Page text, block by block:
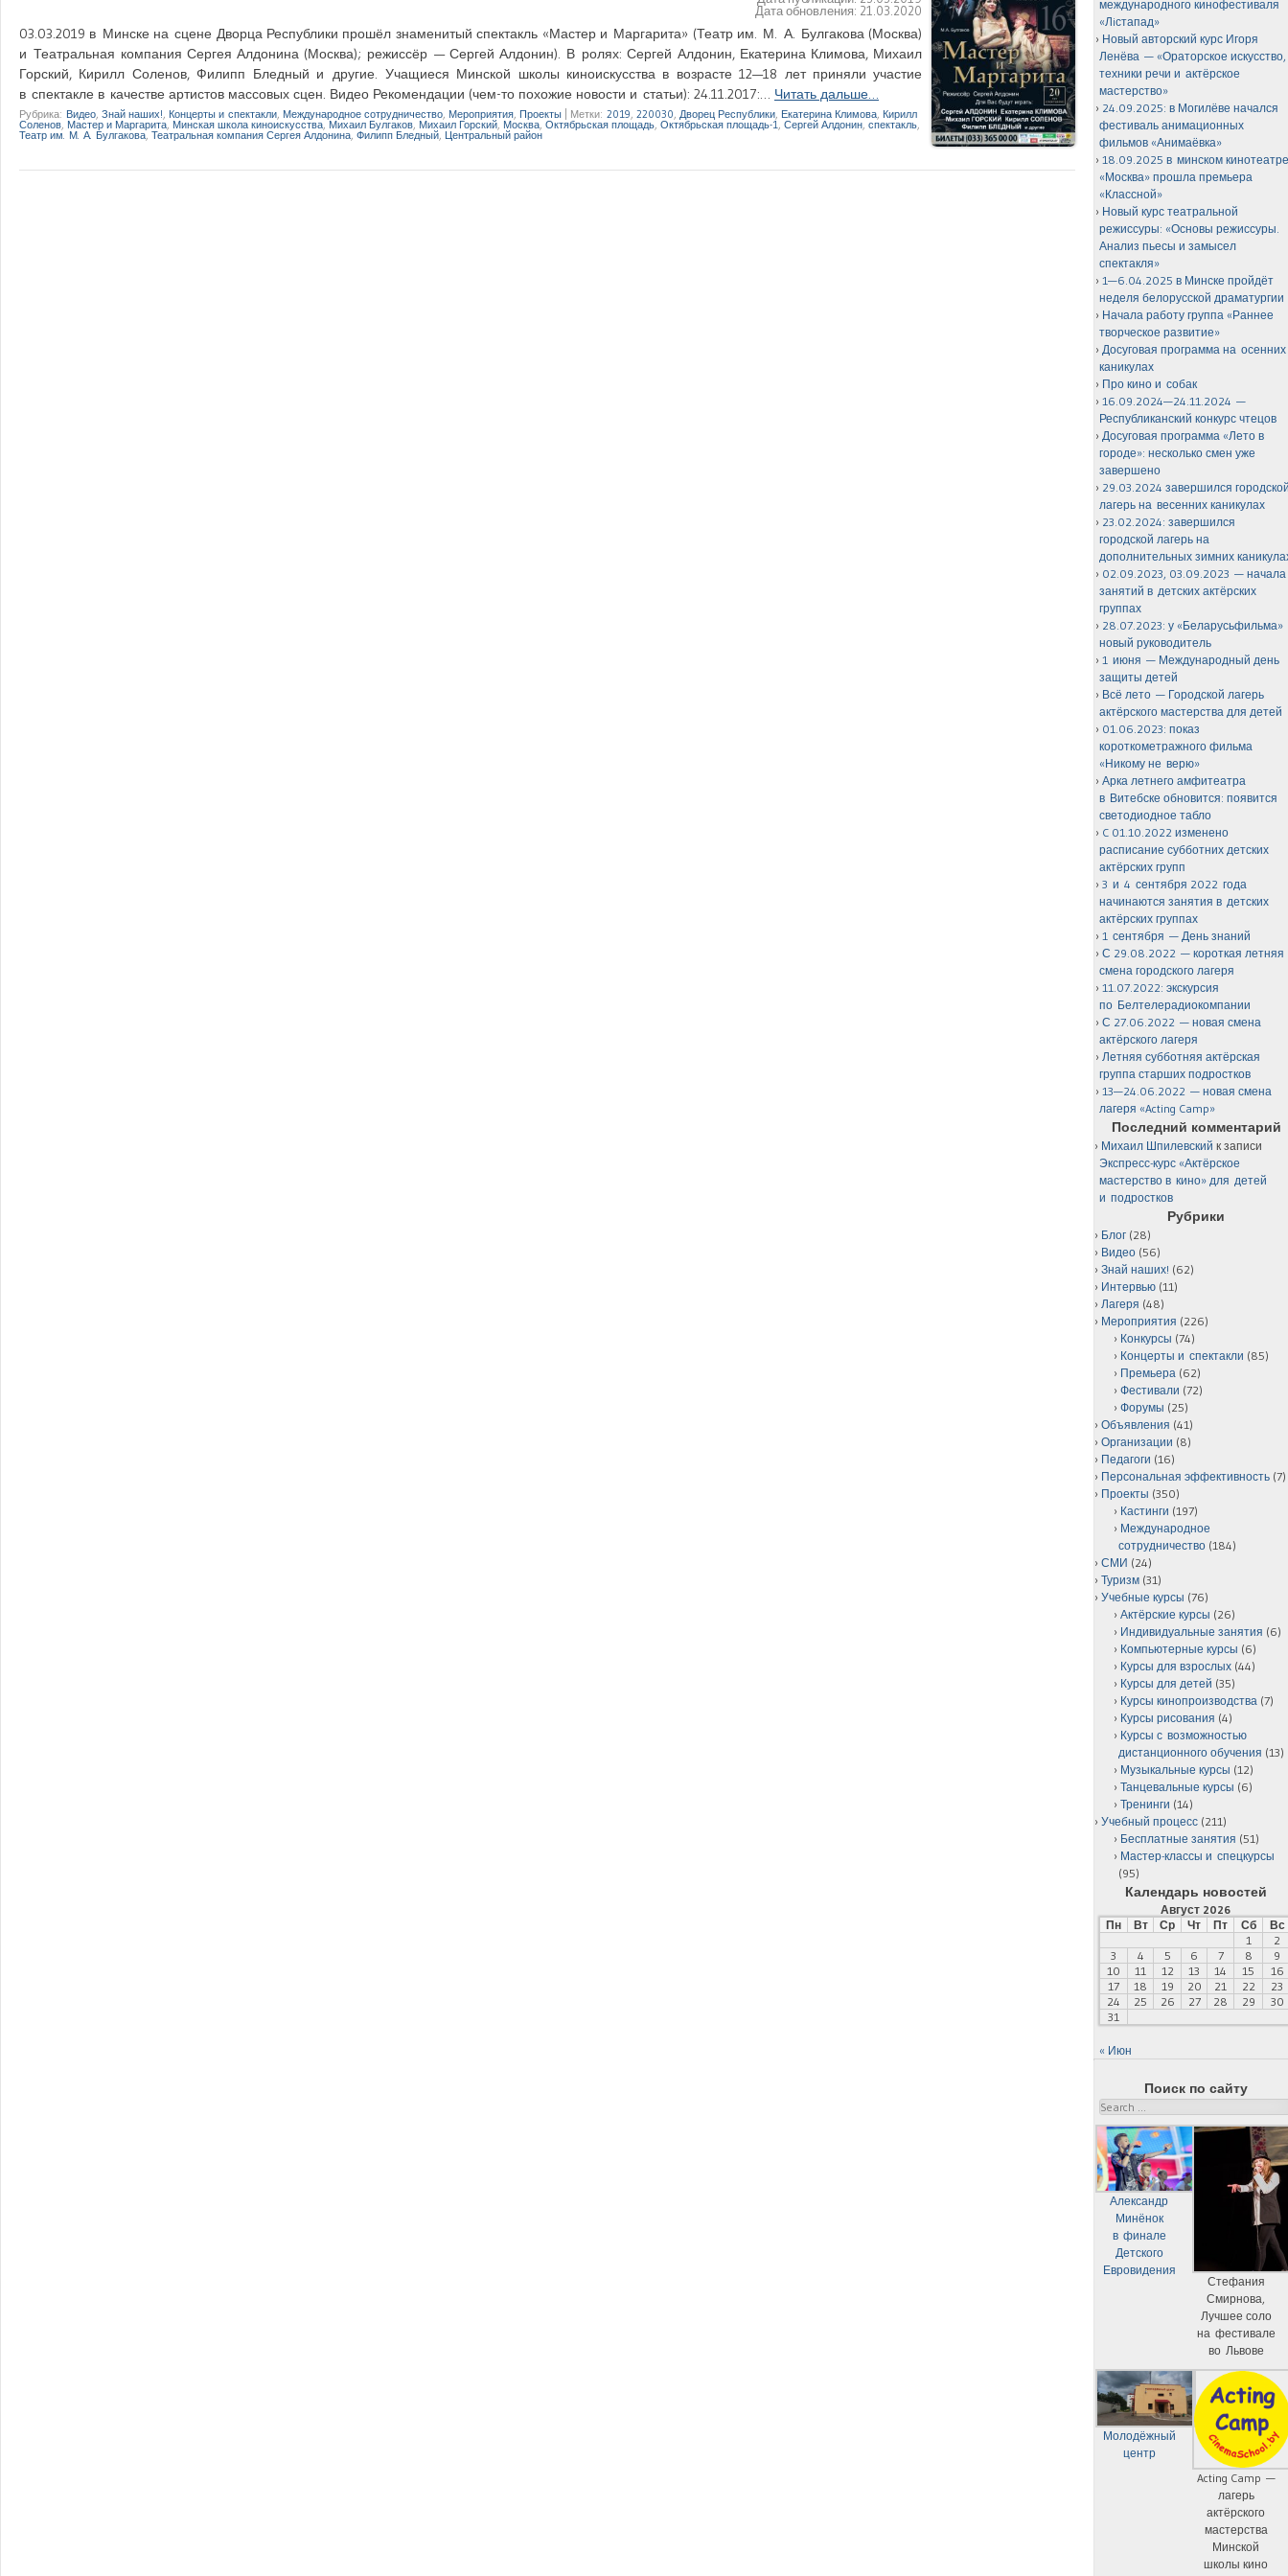
Дата обновления: 21.03.2020
03.03.2019 в Минске на сцене Дворца Республики прошёл знаменитый спектакль «Мастер и Маргарита» (Театр им. М. А. Булгакова (Москва)
и Театральная компания Сергея Алдонина (Москва); режиссёр — Сергей Алдонин). В ролях: Сергей Алдонин, Екатерина Климова, Михаил
Горский, Кирилл Соленов, Филипп Бледный и другие. Учащиеся Минской школы киноискусства в возрасте 12—18 лет приняли участие
в спектакле в качестве артистов массовых сцен. Видео Рекомендации (чем-то похожие новости и статьи): 24.11.2017:… Читать дальше…
Рубрика: Видео Знай наших! Концерты и спектакли Международное сотрудничество Мероприятия Проекты Метки: 2019 220030 Дворец Республики Екатерина Климова Кирилл
Соленов Мастер и Маргарита Минская школа киноискусства ,Михаил Булгаков Михаил Горский Москва Октябрьская площадь Октябрьская площадь-1 Сергей Алдонин спектакль
Театр им. М. А. Булгакова, Театральная компания Сергея Алдонина Филипп Бледный Центральный район
международного кинофестиваля
«Лiстапад»
Новый авторский курс Игоря
Ленёва — «Ораторское искусство,
техники речи и актёрское
мастерство»
24.09.2025: в Могилёве начался
фестиваль анимационных
фильмов «Анимаёвка»
18.09.2025 в минском
«Москва» прошла премьера
«Классной»
Новый курс театральной
режиссуры: «Основы режиссуры.
Анализ пьесы и замысел
спектакля»
1—6.04.2025 в Минске пройдёт
неделя белорусской драматургии
Начала работу группа «Раннее
творческое развитие»
Досуговая программа на осенних
каникулах
Про кино и собак
16.09.2024—24.11.2024 —
Республиканский конкурс чтецов
Досуговая программа «Лето в
городе»: несколько смен уже
завершено
29.03.2024 завершился
лагерь на весенних каникулах
23.02.2024: завершился
городской лагерь на
дополнительных зимних
02.09.2023, 03.09.2023 — начала
занятий в детских актёрских
группах
28.07.2023: у «Беларусьфильма»
новый руководитель
1 июня — Международный день
защиты детей
Всё лето — Городской лагерь
актёрского мастерства для детей
01.06.2023: показ
короткометражного фильма
«Никому не верю»
Арка летнего амфитеатра
в Витебске обновится: появится
светодиодное табло
C 01.10.2022 изменено
расписание субботних детских
актёрских групп
3 и 4 сентября 2022 года
начинаются занятия в детских
актёрских группах
1 сентября — День знаний
С 29.08.2022 — короткая летняя
смена городского лагеря
11.07.2022: экскурсия
по Белтелерадиокомпании
С 27.06.2022 — новая смена
актёрского лагеря
Летняя субботняя актёрская
группа старших подростков
13—24.06.2022 — новая смена
лагеря «Acting Camp»
Последний комментарий
Михаил Шпилевский к записи
Экспресс-курс «Актёрское
мастерство в кино» для детей
и подростков
Рубрики
Блог (28)
Видео (56)
Знай наших! (62)
Интервью (11)
Лагеря (48)
Мероприятия (226)
Конкурсы (74)
Концерты и спектакли (85)
Премьера (62)
Фестивали (72)
Форумы (25)
Объявления (41)
Организации (8)
Педагоги (16)
Персональная эффективность (7)
Проекты (350)
Кастинги (197)
Международное
сотрудничество (184)
СМИ (24)
Туризм (31)
Учебные курсы (76)
Актёрские курсы (26)
Индивидуальные занятия (6)
Компьютерные курсы (6)
Курсы для взрослых (44)
Курсы для детей (35)
Курсы кинопроизводства (7)
Курсы рисования (4)
Курсы с возможностью
дистанционного обучения (13)
Музыкальные курсы (12)
Танцевальные курсы (6)
Тренинги (14)
Учебный процесс (211)
Бесплатные занятия (51)
Мастер-классы и спецкурсы
(95)
Календарь новостей
Август 2026
Пн
Вт Ср Чт Пт Сб
Вс
1
2
3
4 5 6 7 8
9
10
11 12 13 14 15
16
17
18 19 20 21 22
23
24
25 26 27 28 29
30
31
« Июн
Поиск по сайту
Search
Александр
Минёнок
в финале
Детского
Евровидения
Стефания
Смирнова,
Лучшее соло
на фестивале
во Львове
Молодёжный
центр
Acting Camp —
лагерь
актёрского
мастерства
Минской
школы кино